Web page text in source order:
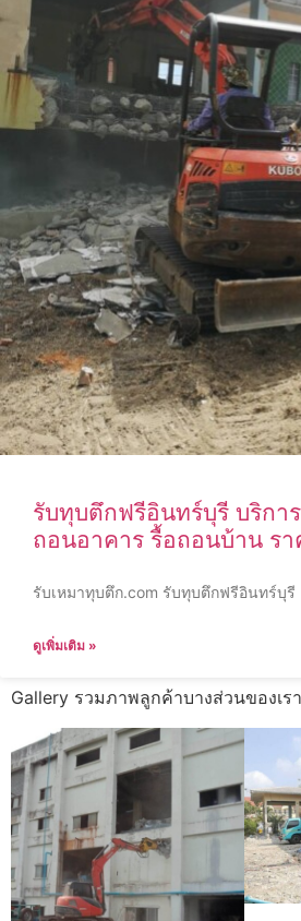
รับทุบตึกฟรีอินทร์บุรี บริกา
ถอนอาคาร รื้อถอนบ้าน รา
รับเหมาทุบตึก.com รับทุบตึกฟรีอินทร์บุรี
ดูเพิ่มเติม »
Gallery รวมภาพลูกค้าบางส่วนของเรา